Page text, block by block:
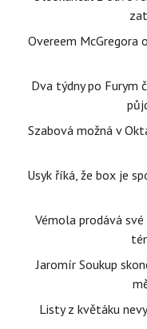
Overeem McGregora
Dva týdny po Furym
Szabová možná v
Usyk říká, že box je
Vémola prodává své
Jaromír Soukup
Listy z květáku